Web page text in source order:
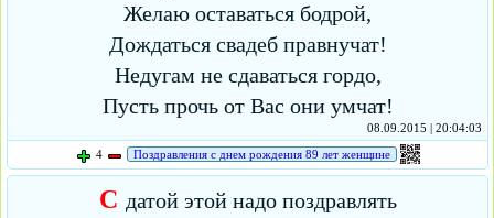
Желаю оставаться бодрой,
Дождаться свадеб правнучат!
Недугам не сдаваться гордо,
Пусть прочь от Вас они умчат!
08.09.2015 | 20:04:03
4
Поздравления с днем рождения 89 лет женщине
С датой этой надо поздравлять